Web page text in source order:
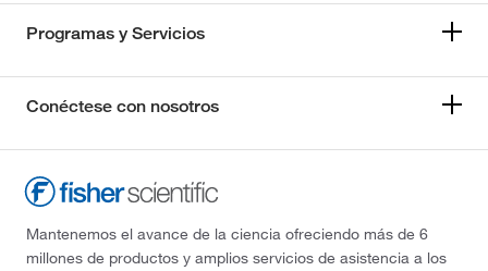
Programas y Servicios
Conéctese con nosotros
Mantenemos el avance de la ciencia ofreciendo más de 6
millones de productos y amplios servicios de asistencia a los